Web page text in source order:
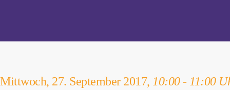
Mittwoch, 27. September 2017, 10:00 - 11:00